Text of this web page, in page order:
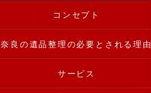
コンセプト
奈良の遺品整理の必要とされる理由
サービス